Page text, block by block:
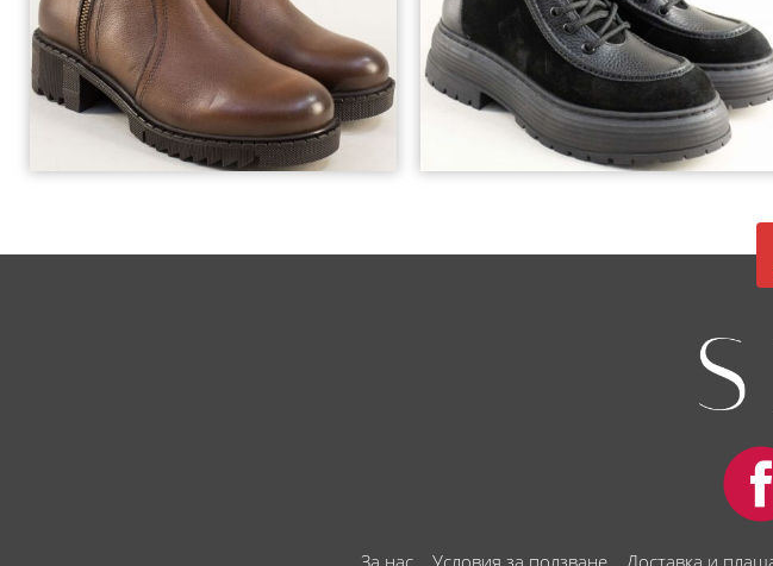
За нас Условия за ползване Доставка и